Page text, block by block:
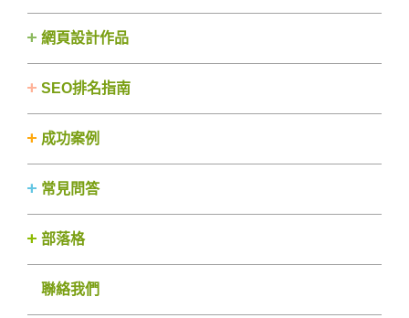
網頁設計作品
SEO排名指南
成功案例
常見問答
部落格
聯絡我們